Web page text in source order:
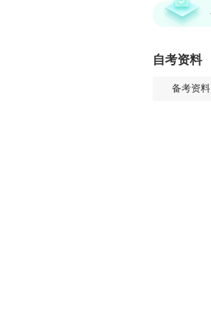
自考资料
备考资料